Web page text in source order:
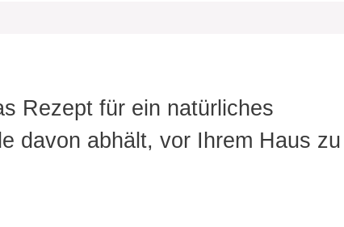
Rezept für ein natürliches
davon abhält, vor Ihrem Haus zu